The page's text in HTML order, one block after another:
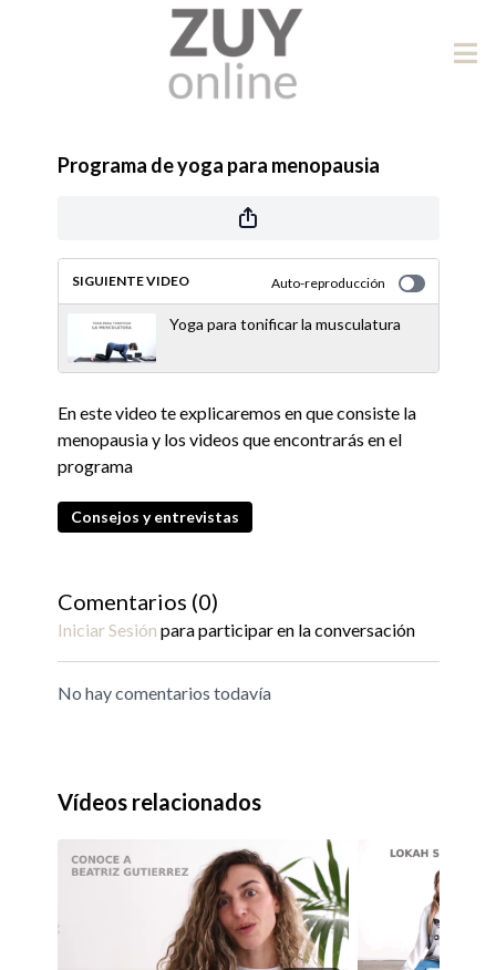
Programa de yoga para menopausia
SIGUIENTE VIDEO Auto-reproducción
Yoga para tonificar la musculatura
En este video te explicaremos en que consiste la
menopausia y los videos que encontrarás en el
programa
Consejos y entrevistas
Comentarios (0)
Iniciar Sesión para participar en la conversación
No hay comentarios todavía
Vídeos relacionados